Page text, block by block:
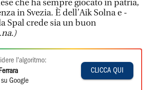
che ha sempre giocato in patria,
in Svezia. È dell’Aik Solna e -
Spal crede sia un buon
l'algoritmo:
Google
CLICCA QUI